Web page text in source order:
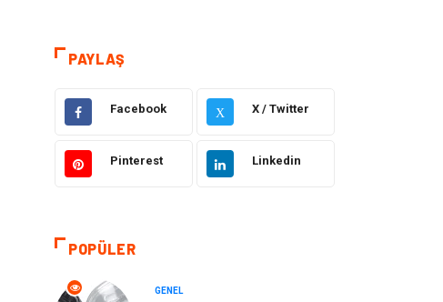
Tanıtıcı Reklam
Makine Giyim
Kültür Organizasyon
Finans & Ekonomi
PAYLAŞ
Facebook X X / Twitter
Pinterest Linkedin
POPÜLER
GENEL